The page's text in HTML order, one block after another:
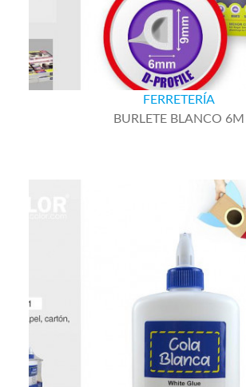
FERRETERÍA
BURLETE BLANCO 6M